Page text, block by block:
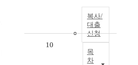
복사/
대출
신청
목
차
10